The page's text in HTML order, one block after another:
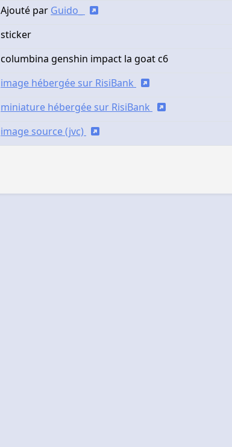
Ajouté par Guido_
sticker
columbina genshin impact la goat c6
image hébergée sur RisiBank
miniature hébergée sur RisiBank
image source (jvc)